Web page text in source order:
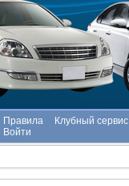
Правила Клубный сервис
Войти